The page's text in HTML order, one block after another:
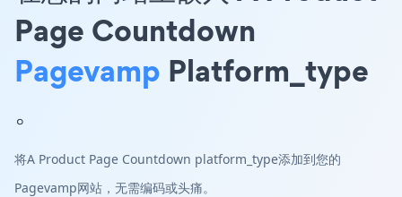
Page Countdown
Pagevamp Platform_type
。
将A Product Page Countdown platform_type添加到您的
Pagevamp网站，无需编码或头痛。